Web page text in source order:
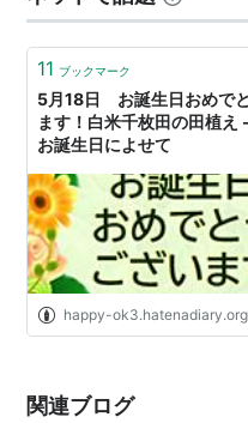
下に見えるランプの宿…
11 ブックマーク
5月18日 お誕生日おめで
ます！白米千枚田の田植え
お誕生日によせて
happy-ok3.hatenadiary.org
関連ブログ